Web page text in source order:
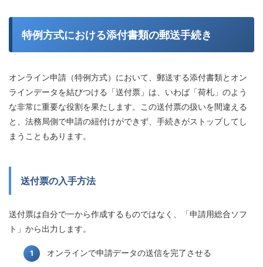
特例方式における添付書類の郵送手続き
オンライン申請（特例方式）において、郵送する添付書類とオン
ラインデータを結びつける「送付票」は、いわば「荷札」のよう
な非常に重要な役割を果たします。この送付票の扱いを間違える
と、法務局側で申請の紐付けができず、手続きがストップしてし
まうこともあります。
送付票の入手方法
送付票は自分で一から作成するものではなく、「申請用総合ソフ
ト」から出力します。
オンラインで申請データの送信を完了させる